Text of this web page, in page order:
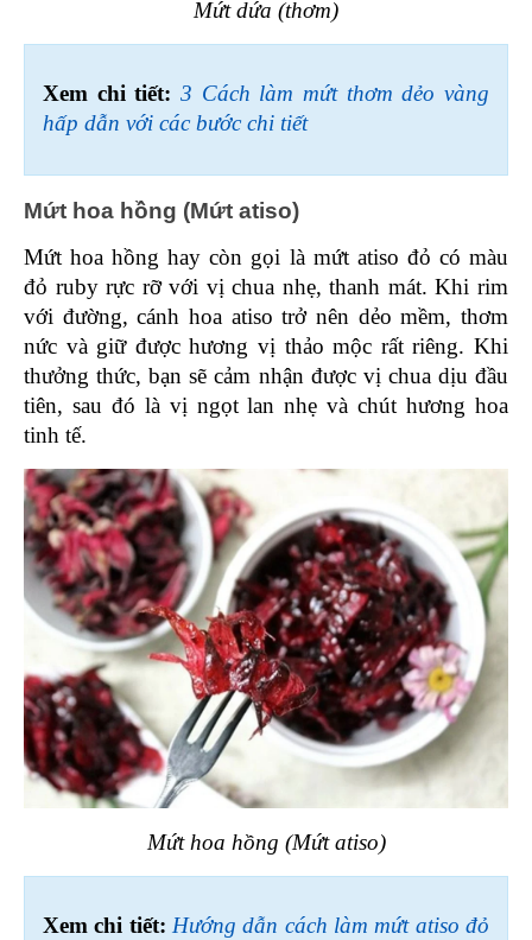
Mứt dứa (thơm)
Xem chi tiết: 3 Cách làm mứt thơm dẻo vàng
hấp dẫn với các bước chi tiết
Mứt hoa hồng (Mứt atiso)
Mứt hoa hồng hay còn gọi là mứt atiso đỏ có màu
đỏ ruby rực rỡ với vị chua nhẹ, thanh mát. Khi rim
với đường, cánh hoa atiso trở nên dẻo mềm, thơm
nức và giữ được hương vị thảo mộc rất riêng. Khi
thưởng thức, bạn sẽ cảm nhận được vị chua dịu đầu
tiên, sau đó là vị ngọt lan nhẹ và chút hương hoa
tinh tế.
Mứt hoa hồng (Mứt atiso)
Xem chi tiết: Hướng dẫn cách làm mứt atiso đỏ